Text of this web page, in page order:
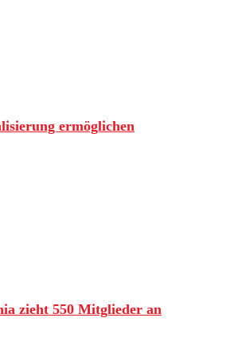
ermöglichen
zieht 550 Mitglieder an